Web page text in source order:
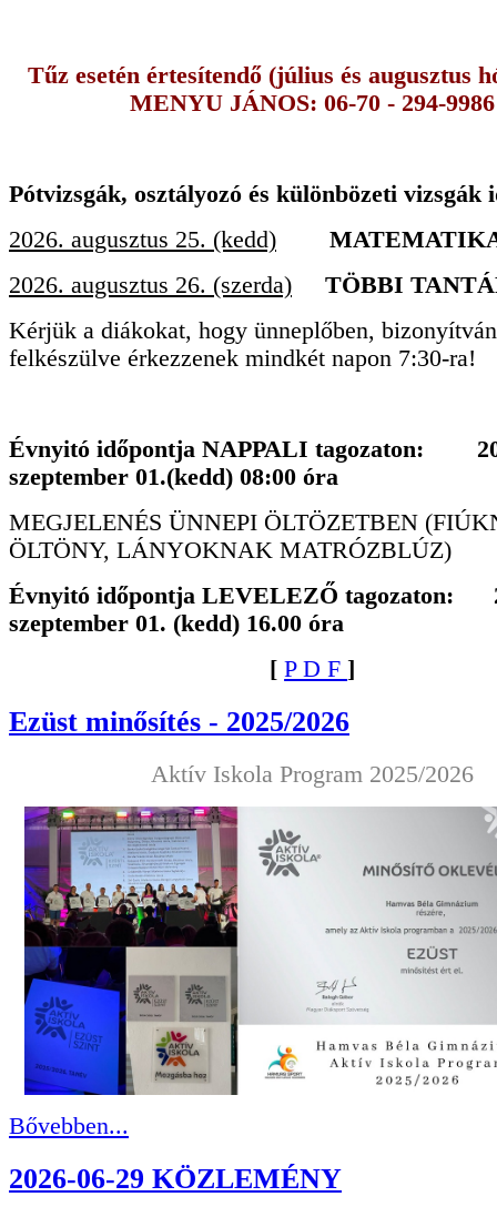
Tűz esetén értesítendő (július és augusztus
MENYU JÁNOS: 06-70 - 294-9986
Pótvizsgák, osztályozó és különbözeti vizsgák
2026. augusztus 25. (kedd)
2026. augusztus 26. (szerda)
TÖBBI
Kérjük a diákokat, hogy ünneplőben,
felkészülve érkezzenek mindkét napon 7:30-ra!
Évnyitó időpontja NAPPALI tagozaton:
szeptember 01.(kedd) 08:00 óra
MEGJELENÉS ÜNNEPI ÖLTÖZETBEN
ÖLTÖNY, LÁNYOKNAK MATRÓZBLÚZ)
Évnyitó időpontja LEVELEZŐ tagozaton:
szeptember 01. (kedd) 16.00 óra
[P D F]
Ezüst minősítés - 2025/2026
Aktív Iskola Program 2025/2026
Bővebben...
2026-06-29 KÖZLEMÉNY